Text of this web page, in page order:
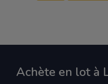
Achète en lot à